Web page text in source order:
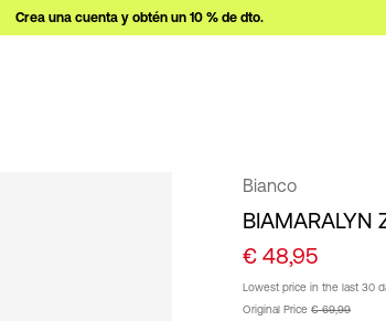
Crea una cuenta y obtén un 10 % de dto.
Bianco
BIAMARALYN
€ 48,95
Lowest price in the last 30
Original Price € 69,99